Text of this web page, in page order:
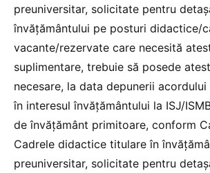
preuniversitar, solicitate pentru
învăţământului pe posturi didactice/
vacante/rezervate care necesită
suplimentare, trebuie să posede
necesare, la data depunerii
în interesul învăţământului la ISJ/
de învăţământ primitoare, conform
Cadrele didactice titulare în
preuniversitar, solicitate pentru